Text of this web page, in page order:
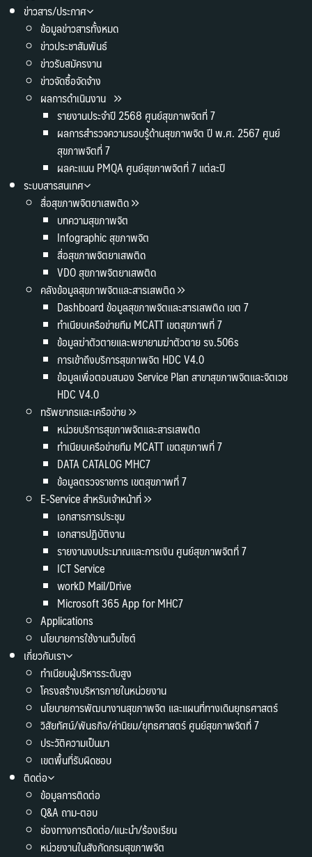
ข่าวสาร/ประกาศ
ข้อมูลข่าวสารทั้งหมด
ข่าวประชาสัมพันธ์
ข่าวรับสมัครงาน
ข่าวจัดซื้อจัดจ้าง
ผลการดำเนินงาน
รายงานประจำปี 2568 ศูนย์สุขภาพจิตที่ 7
ผลการสำรวจความรอบรู้ด้านสุขภาพจิต ปี พ.ศ. 2567 ศูนย์
สุขภาพจิตที่ 7
ผลคะแนน PMQA ศูนย์สุขภาพจิตที่ 7 แต่ละปี
ระบบสารสนเทศ
สื่อสุขภาพจิตยาเสพติด
บทความสุขภาพจิต
Infographic สุขภาพจิต
สื่อสุขภาพจิตยาเสพติด
VDO สุขภาพจิตยาเสพติด
คลังข้อมูลสุขภาพจิตและสารเสพติด
Dashboard ข้อมูลสุขภาพจิตและสารเสพติด เขต 7
ทำเนียบเครือข่ายทีม MCATT เขตสุขภาพที่ 7
ข้อมูลฆ่าตัวตายและพยายามฆ่าตัวตาย รง.506s
การเข้าถึงบริการสุขภาพจิต HDC V4.0
ข้อมูลเพื่อตอบสนอง Service Plan สาขาสุขภาพจิตและจิตเวช
HDC V4.0
ทรัพยากรและเครือข่าย
หน่วยบริการสุขภาพจิตและสารเสพติด
ทำเนียบเครือข่ายทีม MCATT เขตสุขภาพที่ 7
DATA CATALOG MHC7
ข้อมูลตรวจราชการ เขตสุขภาพที่ 7
E-Service สำหรับเจ้าหน้าที่
เอกสารการประชุม
เอกสารปฏิบัติงาน
รายงานงบประมาณและการเงิน ศูนย์สุขภาพจิตที่ 7
ICT Service
workD Mail/Drive
Microsoft 365 App for MHC7
Applications
นโยบายการใช้งานเว็บไซต์
เกี่ยวกับเรา
ทำเนียบผู้บริหารระดับสูง
โครงสร้างบริหารภายในหน่วยงาน
นโยบายการพัฒนางานสุขภาพจิต และแผนที่ทางเดินยุทธศาสตร์
วิสัยทัศน์/พันธกิจ/ค่านิยม/ยุทธศาสตร์ ศูนย์สุขภาพจิตที่ 7
ประวัติความเป็นมา
เขตพื้นที่รับผิดชอบ
ติดต่อ
ข้อมูลการติดต่อ
Q&A ถาม-ตอบ
ช่องทางการติดต่อ/แนะนำ/ร้องเรียน
หน่วยงานในสังกัดกรมสุขภาพจิต